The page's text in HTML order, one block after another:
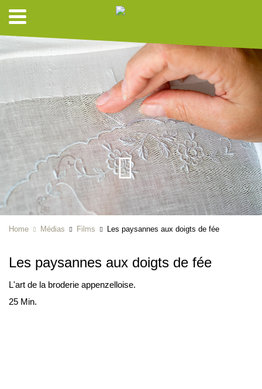
Home Médias Films Les paysannes aux doigts de fée
Les paysannes aux doigts de fée
L'art de la broderie appenzelloise.
25 Min.